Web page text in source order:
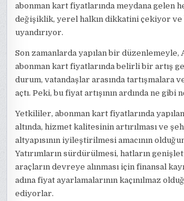
abonman kart fiyatlarında meydana gelen
değişiklik, yerel halkın dikkatini çekiyor ve
uyandırıyor.
Son zamanlarda yapılan bir düzenlemeyle,
abonman kart fiyatlarında belirli bir artış
durum, vatandaşlar arasında tartışmalara
açtı. Peki, bu fiyat artışının ardında ne gibi
Yetkililer, abonman kart fiyatlarında
altında, hizmet kalitesinin artırılması ve
altyapısının iyileştirilmesi amacının
Yatırımların sürdürülmesi, hatların
araçların devreye alınması için finansal
adına fiyat ayarlamalarının kaçınılmaz
ediyorlar.